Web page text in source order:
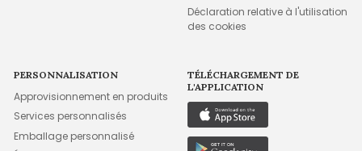
Déclaration relative à l'utilisation
des cookies
PERSONNALISATION
Approvisionnement en produits
Services personnalisés
Emballage personnalisé
TÉLÉCHARGEMENT DE
L'APPLICATION